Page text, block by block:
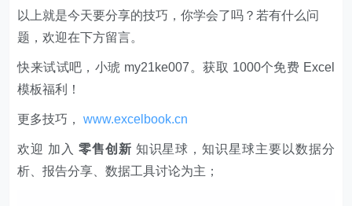
以上就是今天要分享的技巧，你学会了吗？若有什么问
题，欢迎在下方留言。
快来试试吧，小琥 my21ke007。获取 1000个免费 Excel
模板福利​​​​！
更多技巧，www.excelbook.cn
欢迎 加入 零售创新 知识星球，知识星球主要以数据分
析、报告分享、数据工具讨论为主；